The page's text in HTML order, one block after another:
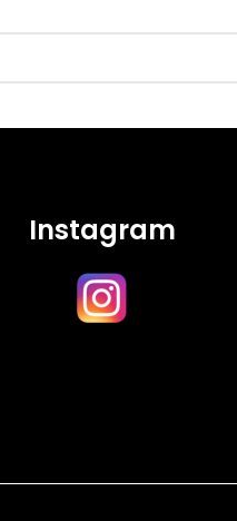
Instagram